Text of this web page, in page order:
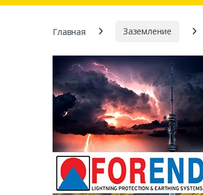
Главная Заземление